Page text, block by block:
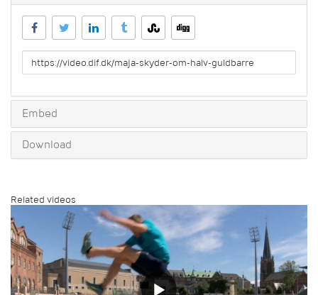
URL
to
Embed
Download
Related videos